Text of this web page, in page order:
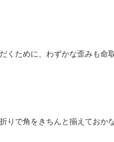
くために、わずかな歪みも命
りで角をきちんと揃えておか